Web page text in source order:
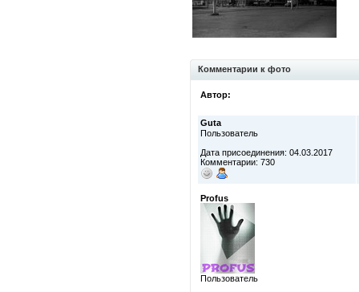
Комментарии к фото
Автор:
Guta
Пользователь
Дата присоединения: 04.03.2017
Комментарии: 730
Profus
Пользователь